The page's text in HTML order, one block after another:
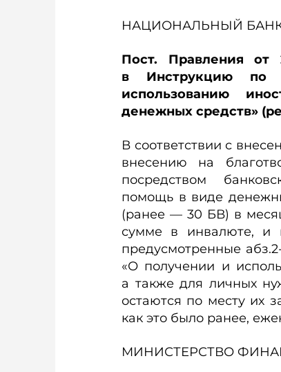
НАЦИОНАЛЬНЫЙ
Пост. Правления
в Инструкцию по
использованию
денежных средств»
В соответствии с
внесению на
посредством
помощь в виде
(ранее — 30 БВ) в
сумме в инвалюте, и
предусмотренные
«О получении и
а также для личных
остаются по месту их
как это было ранее,
МИНИСТЕРСТВО